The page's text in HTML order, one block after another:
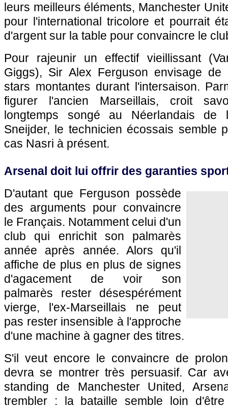
leurs meilleurs éléments, Manchester
pour l'international tricolore et pourrait
d'argent sur la table pour convaincre le
Pour rajeunir un effectif vieillissant
Giggs), Sir Alex Ferguson envisage de
stars montantes durant l'intersaison.
figurer l'ancien Marseillais, croit
longtemps songé au Néerlandais de
Sneijder, le technicien écossais semble
cas Nasri à présent.
Arsenal doit lui offrir des garanties
D'autant que Ferguson possède
des arguments pour convaincre
le Français. Notamment celui d'un
club qui enrichit son palmarès
année après année. Alors qu'il
affiche de plus en plus de signes
d'agacement de voir son
palmarès rester désespérément
vierge, l'ex-Marseillais ne peut
pas rester insensible à l'approche
d'une machine à gagner des titres.
S'il veut encore le convaincre de
devra se montrer très persuasif. Car
standing de Manchester United,
trembler : la bataille semble loin